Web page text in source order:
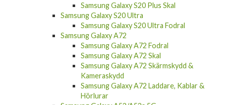
Samsung Galaxy S20 Plus Skal
Samsung Galaxy S20 Ultra
Samsung Galaxy S20 Ultra Fodral
Samsung Galaxy A72
Samsung Galaxy A72 Fodral
Samsung Galaxy A72 Skal
Samsung Galaxy A72 Skärmskydd &
Kameraskydd
Samsung Galaxy A72 Laddare, Kablar &
Hörlurar